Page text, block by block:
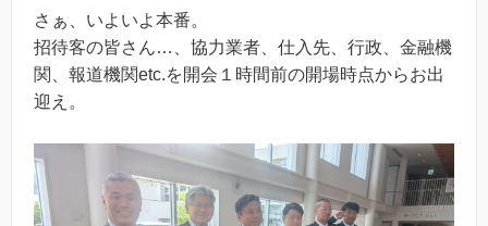
さぁ、いよいよ本番。
招待客の皆さん…、協力業者、仕入先、行政、金融機
関、報道機関etc.を開会１時間前の開場時点からお出
迎え。